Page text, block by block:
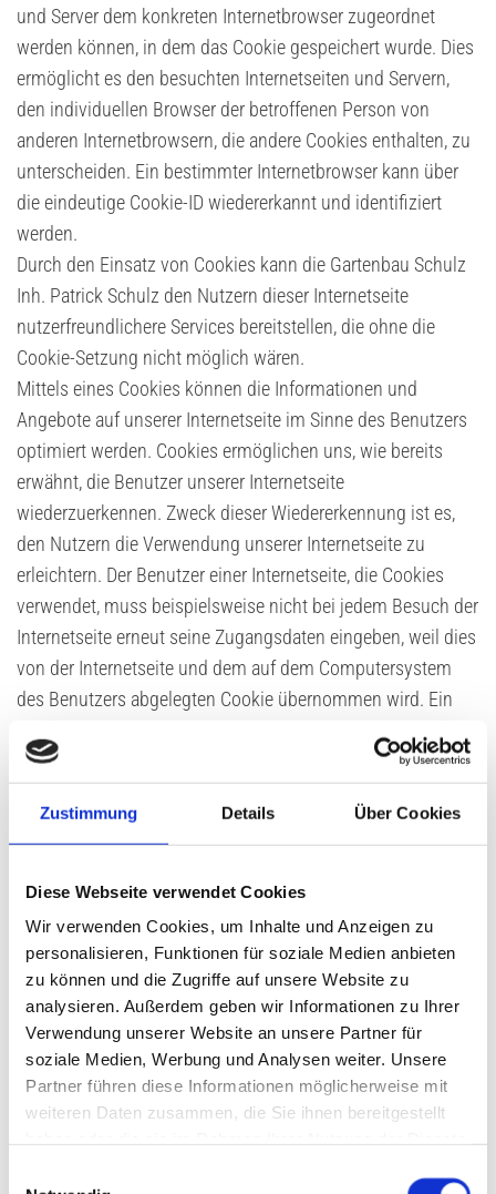
Zustimmung Details Über Cookies
Diese Webseite verwendet Cookies
Wir verwenden Cookies, um Inhalte und Anzeigen zu
personalisieren, Funktionen für soziale Medien anbieten
zu können und die Zugriffe auf unsere Website zu
analysieren. Außerdem geben wir Informationen zu Ihrer
Verwendung unserer Website an unsere Partner für
soziale Medien, Werbung und Analysen weiter. Unsere
Partner führen diese Informationen möglicherweise mit
weiteren Daten zusammen, die Sie ihnen bereitgestellt
und Server dem konkreten Internetbrowser zugeordnet
werden können, in dem das Cookie gespeichert wurde. Dies
ermöglicht es den besuchten Internetseiten und Servern,
den individuellen Browser der betroffenen Person von
anderen Internetbrowsern, die andere Cookies enthalten, zu
unterscheiden. Ein bestimmter Internetbrowser kann über
die eindeutige Cookie-ID wiedererkannt und identifiziert
werden.
Durch den Einsatz von Cookies kann die Gartenbau Schulz
Inh. Patrick Schulz den Nutzern dieser Internetseite
nutzerfreundlichere Services bereitstellen, die ohne die
Cookie-Setzung nicht möglich wären.
Mittels eines Cookies können die Informationen und
Angebote auf unserer Internetseite im Sinne des Benutzers
optimiert werden. Cookies ermöglichen uns, wie bereits
erwähnt, die Benutzer unserer Internetseite
wiederzuerkennen. Zweck dieser Wiedererkennung ist es,
den Nutzern die Verwendung unserer Internetseite zu
erleichtern. Der Benutzer einer Internetseite, die Cookies
verwendet, muss beispielsweise nicht bei jedem Besuch der
Internetseite erneut seine Zugangsdaten eingeben, weil dies
von der Internetseite und dem auf dem Computersystem
des Benutzers abgelegten Cookie übernommen wird. Ein
Online-Shop. Der Online-Shop merkt sich die Artikel, die ein
Kunde in den virtuellen Warenkorb gelegt hat, über ein
Cookie.
Die betroffene Person kann die Setzung von Cookies durch
unsere Internetseite jederzeit mittels einer entsprechenden
Einstellung des genutzten Internetbrowsers verhindern und
damit der Setzung von Cookies dauerhaft widersprechen.
Ferner können bereits gesetzte Cookies jederzeit über einen
Internetbrowser oder andere Softwareprogramme gelöscht
werden. Dies ist in allen gängigen Internetbrowsern
möglich. Deaktiviert die betroffene Person die Setzung von
Cookies in dem genutzten Internetbrowser, sind unter